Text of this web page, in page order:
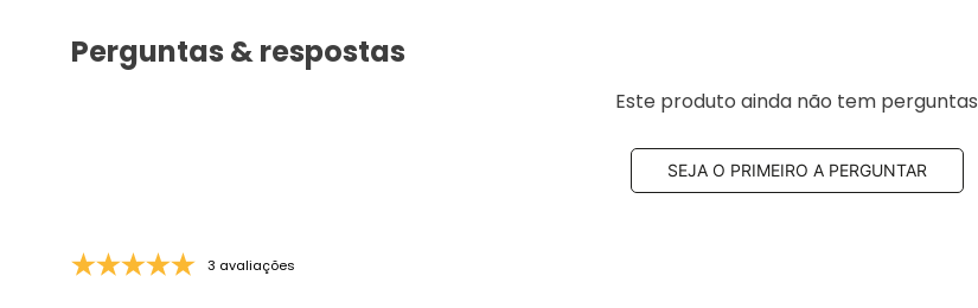
Perguntas & respostas
Este produto ainda não tem perguntas
SEJA O PRIMEIRO A PERGUNTAR
3 avaliações